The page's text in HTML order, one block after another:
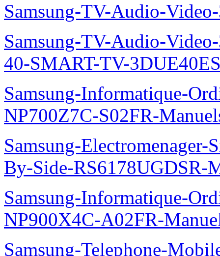
Samsung-TV-Audio-
Samsung-TV-Audio-
40-SMART-TV-
Samsung-Informatique-
NP700Z7C-S02FR-
Samsung-
By-Side-RS6178UGDSR-
Samsung-Informatique-
NP900X4C-A02FR-
Samsung-Telephone-